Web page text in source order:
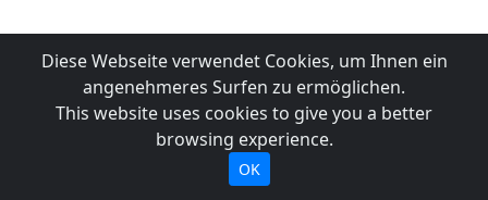
Diese Webseite verwendet Cookies, um Ihnen ein
angenehmeres Surfen zu ermöglichen.
This website uses cookies to give you a better
browsing experience.
OK